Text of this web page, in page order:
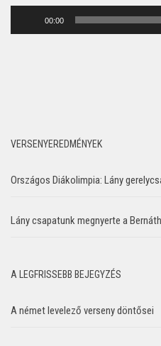
00:00
VERSENYEREDMÉNYEK
Országos Diákolimpia: Lány
Lány csapatunk megnyerte a
A LEGFRISSEBB BEJEGYZÉS
A német levelező verseny döntősei